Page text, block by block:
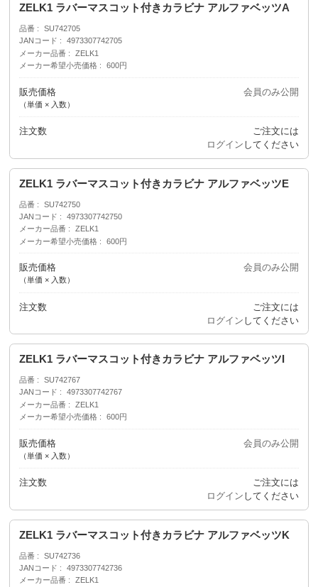
ZELK1 ラバーマスコット付きカラビナ アルファベッツA
品番
SU742705
JANコード
4973307742705
メーカー品番
ZELK1
メーカー希望小売価格
600円
販売価格
（単価 × 入数）
会員のみ公開
注文数
ご注文には
ログイン してください
ZELK1 ラバーマスコット付きカラビナ アルファベッツE
品番
SU742750
JANコード
4973307742750
メーカー品番
ZELK1
メーカー希望小売価格
600円
販売価格
（単価 × 入数）
会員のみ公開
注文数
ご注文には
ログイン してください
ZELK1 ラバーマスコット付きカラビナ アルファベッツI
品番
SU742767
JANコード
4973307742767
メーカー品番
ZELK1
メーカー希望小売価格
600円
販売価格
（単価 × 入数）
会員のみ公開
注文数
ご注文には
ログイン してください
ZELK1 ラバーマスコット付きカラビナ アルファベッツK
品番
SU742736
JANコード
4973307742736
メーカー品番
ZELK1